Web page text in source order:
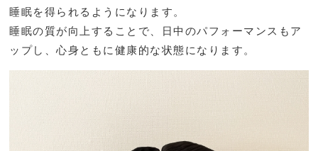
睡眠を得られるようになります。
睡眠の質が向上することで、日中のパフォーマンスもア
ップし、心身ともに健康的な状態になります。